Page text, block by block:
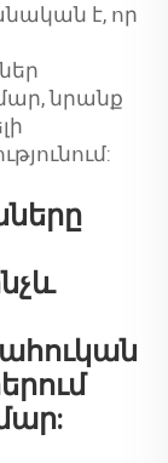
է, որ
նրանք